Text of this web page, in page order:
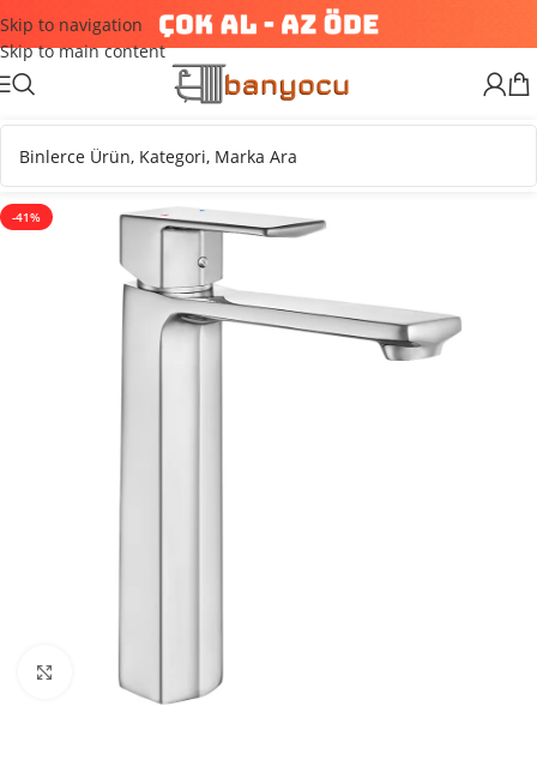
Skip to navigation
Skip to main content
-41%
Büyütmek için tıklayın